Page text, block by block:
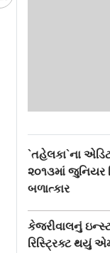
`તહેલકા`ના
૨૦૧૩માં જુનિયર
બળાત્કાર
કેજરીવાલનું
રિસ્ટ્રિક્ટ થયું